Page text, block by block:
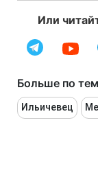
Или
Больше по
Ильичевец